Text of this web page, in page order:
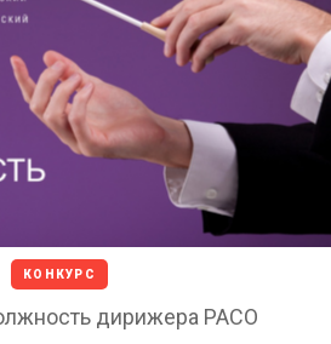
КОНКУРС
дирижера РАСО